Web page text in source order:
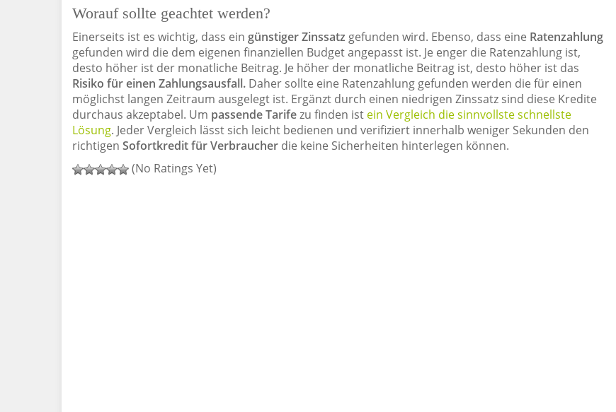
Worauf sollte geachtet werden?
Einerseits ist es wichtig, dass ein günstiger Zinssatz gefunden wird. Ebenso, dass eine Ratenzahlung
gefunden wird die dem eigenen finanziellen Budget angepasst ist. Je enger die Ratenzahlung ist,
desto höher ist der monatliche Beitrag. Je höher der monatliche Beitrag ist, desto höher ist das
Risiko für einen Zahlungsausfall. Daher sollte eine Ratenzahlung gefunden werden die für einen
möglichst langen Zeitraum ausgelegt ist. Ergänzt durch einen niedrigen Zinssatz sind diese Kredite
durchaus akzeptabel. Um passende Tarifezu finden ist ein Vergleich die sinnvollste schnellste
Lösung. Jeder Vergleich lässt sich leicht bedienen und verifiziert innerhalb weniger Sekunden den
richtigen Sofortkredit für Verbraucher die keine Sicherheiten hinterlegen können.
(No Ratings Yet)